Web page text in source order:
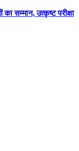
सम्मान, उत्कृष्ट परीक्षा